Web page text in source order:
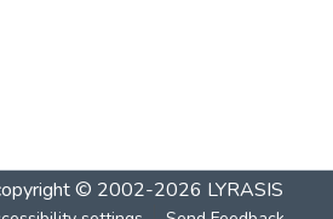
© 2002-2026 LYRASIS